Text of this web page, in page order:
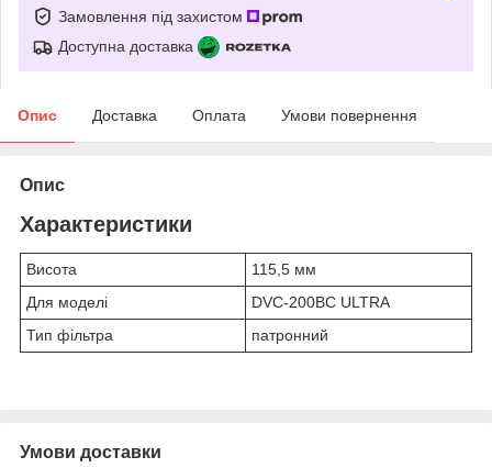
Замовлення під захистом
Доступна доставка
Опис Доставка Оплата Умови повернення
Опис
Характеристики
Висота
115,5 мм
Для моделі
DVC-200BC ULTRA
Тип фільтра
патронний
Умови доставки